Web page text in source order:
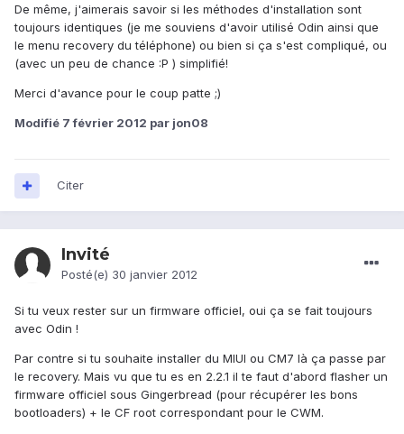
De même, j'aimerais savoir si les méthodes d'installation sont
toujours identiques (je me souviens d'avoir utilisé Odin ainsi que
le menu recovery du téléphone) ou bien si ça s'est compliqué, ou
(avec un peu de chance :P ) simplifié!
Merci d'avance pour le coup patte ;)
Modifié 7 février 2012 par jon08
Citer
Invité
Posté(e) 30 janvier 2012
Si tu veux rester sur un firmware officiel, oui ça se fait toujours
avec Odin !
Par contre si tu souhaite installer du MIUI ou CM7 là ça passe par
le recovery. Mais vu que tu es en 2.2.1 il te faut d'abord flasher un
firmware officiel sous Gingerbread (pour récupérer les bons
bootloaders) + le CF root correspondant pour le CWM.